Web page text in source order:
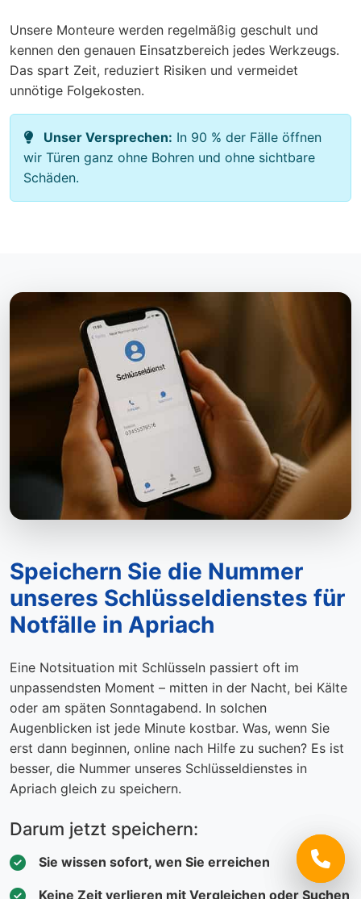
Unsere Monteure werden regelmäßig geschult und
kennen den genauen Einsatzbereich jedes Werkzeugs.
Das spart Zeit, reduziert Risiken und vermeidet
unnötige Folgekosten.
Unser Versprechen: In 90 % der Fälle öffnen
wir Türen ganz ohne Bohren und ohne sichtbare
Schäden.
Speichern Sie die Nummer
unseres Schlüsseldienstes für
Notfälle in Apriach
Eine Notsituation mit Schlüsseln passiert oft im
unpassendsten Moment – mitten in der Nacht, bei Kälte
oder am späten Sonntagabend. In solchen
Augenblicken ist jede Minute kostbar. Was, wenn Sie
erst dann beginnen, online nach Hilfe zu suchen? Es ist
besser, die Nummer unseres Schlüsseldienstes in
Apriach gleich zu speichern.
Darum jetzt speichern:
Sie wissen sofort, wen Sie erreichen
Keine Zeit verlieren mit Vergleichen oder Suchen